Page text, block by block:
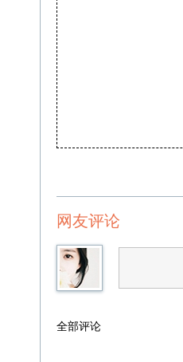
网友评论
全部评论